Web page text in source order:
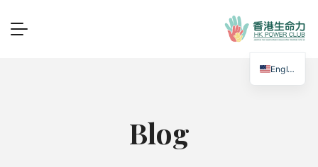
Blog
English